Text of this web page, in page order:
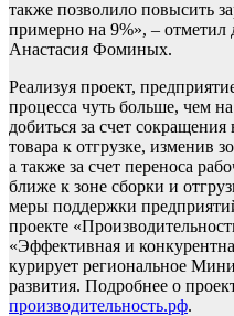
также позволило повысить
примерно на 9%», –
Анастасия Фоминых.
Реализуя проект,
процесса чуть больше, чем
добиться за счет
товара к отгрузке, изменив
а также за счет переноса
ближе к зоне сборки и
меры поддержки
проекте
«Эффективная и
курирует региональное
развития. Подробнее о
производительность.рф.